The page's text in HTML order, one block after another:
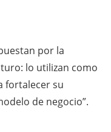
por la
lo utilizan como
fortalecer su
de negocio”.